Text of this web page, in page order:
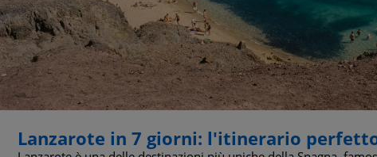
Lanzarote in 7 giorni: l'itinerario